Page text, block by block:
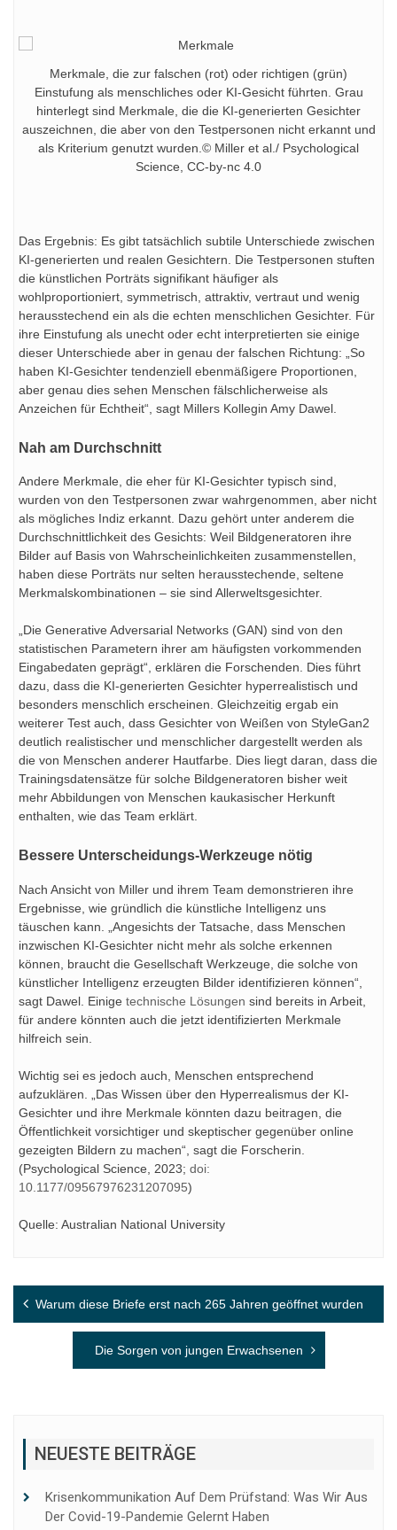
Merkmale, die zur falschen (rot) oder richtigen (grün)
Einstufung als menschliches oder KI-Gesicht führten. Grau
hinterlegt sind Merkmale, die die KI-generierten Gesichter
auszeichnen, die aber von den Testpersonen nicht erkannt und
als Kriterium genutzt wurden.© Miller et al./ Psychological
Science, CC-by-nc 4.0
Das Ergebnis: Es gibt tatsächlich subtile Unterschiede zwischen
KI-generierten und realen Gesichtern. Die Testpersonen stuften
die künstlichen Porträts signifikant häufiger als
wohlproportioniert, symmetrisch, attraktiv, vertraut und wenig
herausstechend ein als die echten menschlichen Gesichter. Für
ihre Einstufung als unecht oder echt interpretierten sie einige
dieser Unterschiede aber in genau der falschen Richtung: „So
haben KI-Gesichter tendenziell ebenmäßigere Proportionen,
aber genau dies sehen Menschen fälschlicherweise als
Anzeichen für Echtheit“, sagt Millers Kollegin Amy Dawel.
Nah am Durchschnitt
Andere Merkmale, die eher für KI-Gesichter typisch sind,
wurden von den Testpersonen zwar wahrgenommen, aber nicht
als mögliches Indiz erkannt. Dazu gehört unter anderem die
Durchschnittlichkeit des Gesichts: Weil Bildgeneratoren ihre
Bilder auf Basis von Wahrscheinlichkeiten zusammenstellen,
haben diese Porträts nur selten herausstechende, seltene
Merkmalskombinationen – sie sind Allerweltsgesichter.
„Die Generative Adversarial Networks (GAN) sind von den
statistischen Parametern ihrer am häufigsten vorkommenden
Eingabedaten geprägt“, erklären die Forschenden. Dies führt
dazu, dass die KI-generierten Gesichter hyperrealistisch und
besonders menschlich erscheinen. Gleichzeitig ergab ein
weiterer Test auch, dass Gesichter von Weißen von StyleGan2
deutlich realistischer und menschlicher dargestellt werden als
die von Menschen anderer Hautfarbe. Dies liegt daran, dass die
Trainingsdatensätze für solche Bildgeneratoren bisher weit
mehr Abbildungen von Menschen kaukasischer Herkunft
enthalten, wie das Team erklärt.
Bessere Unterscheidungs-Werkzeuge nötig
Nach Ansicht von Miller und ihrem Team demonstrieren ihre
Ergebnisse, wie gründlich die künstliche Intelligenz uns
täuschen kann. „Angesichts der Tatsache, dass Menschen
inzwischen KI-Gesichter nicht mehr als solche erkennen
können, braucht die Gesellschaft Werkzeuge, die solche von
künstlicher Intelligenz erzeugten Bilder identifizieren können“,
sagt Dawel. Einige technische Lösungen sind bereits in Arbeit,
für andere könnten auch die jetzt identifizierten Merkmale
hilfreich sein.
Wichtig sei es jedoch auch, Menschen entsprechend
aufzuklären. „Das Wissen über den Hyperrealismus der KI-
Gesichter und ihre Merkmale könnten dazu beitragen, die
Öffentlichkeit vorsichtiger und skeptischer gegenüber online
gezeigten Bildern zu machen“, sagt die Forscherin.
(Psychological Science, 2023; doi:
10.1177/09567976231207095)
Quelle: Australian National University
Beitragsnavigation
Warum diese Briefe erst nach 265 Jahren geöffnet wurden
Die Sorgen von jungen Erwachsenen
NEUESTE BEITRÄGE
Krisenkommunikation Auf Dem Prüfstand: Was Wir Aus
Der Covid-19-Pandemie Gelernt Haben